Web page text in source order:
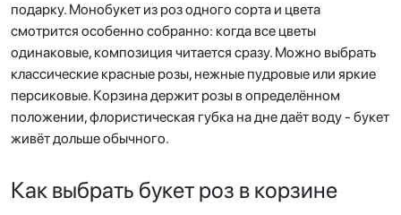
подарку. Монобукет из роз одного сорта и цвета
смотрится особенно собранно: когда все цветы
одинаковые, композиция читается сразу. Можно выбрать
классические красные розы, нежные пудровые или яркие
персиковые. Корзина держит розы в определённом
положении, флористическая губка на дне даёт воду - букет
живёт дольше обычного.
Как выбрать букет роз в корзине